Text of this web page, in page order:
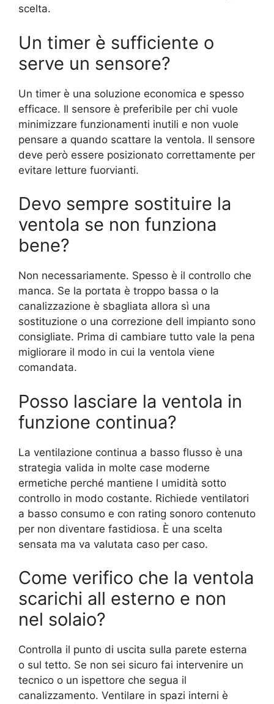
scelta.
Un timer è sufficiente o
serve un sensore?
Un timer è una soluzione economica e spesso
efficace. Il sensore è preferibile per chi vuole
minimizzare funzionamenti inutili e non vuole
pensare a quando scattare la ventola. Il sensore
deve però essere posizionato correttamente per
evitare letture fuorvianti.
Devo sempre sostituire la
ventola se non funziona
bene?
Non necessariamente. Spesso è il controllo che
manca. Se la portata è troppo bassa o la
canalizzazione è sbagliata allora sì una
sostituzione o una correzione dell impianto sono
consigliate. Prima di cambiare tutto vale la pena
migliorare il modo in cui la ventola viene
comandata.
Posso lasciare la ventola in
funzione continua?
La ventilazione continua a basso flusso è una
strategia valida in molte case moderne
ermetiche perché mantiene l umidità sotto
controllo in modo costante. Richiede ventilatori
a basso consumo e con rating sonoro contenuto
per non diventare fastidiosa. È una scelta
sensata ma va valutata caso per caso.
Come verifico che la ventola
scarichi all esterno e non
nel solaio?
Controlla il punto di uscita sulla parete esterna
o sul tetto. Se non sei sicuro fai intervenire un
tecnico o un ispettore che segua il
canalizzamento. Ventilare in spazi interni è